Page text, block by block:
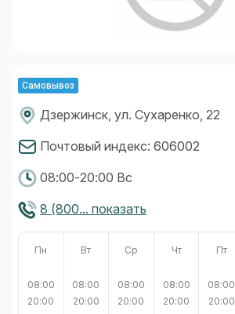
Самовывоз
Дзержинск, ул. Сухаренко, 22
Почтовый индекс: 606002
08:00-20:00 Вс
8 (800... показать
Пн
08:00
20:00
Вт
08:00
20:00
Ср
08:00
20:00
Чт
08:00
20:00
Пт
08:00
20:00